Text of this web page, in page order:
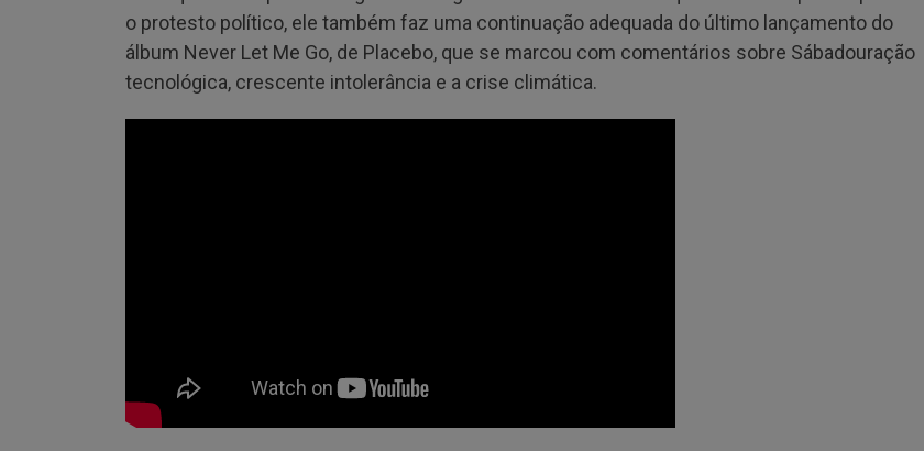
o protesto político, ele também faz uma continuação adequada do último lançamento do
álbum Never Let Me Go, de Placebo, que se marcou com comentários sobre Sábadouração
tecnológica, crescente intolerância e a crise climática.